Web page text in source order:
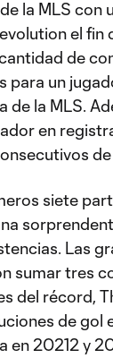
la MLS con
el
de
para un
de la MLS.
en
de
siete
Las
sumar tres
del récord,
de gol
en 20212 y